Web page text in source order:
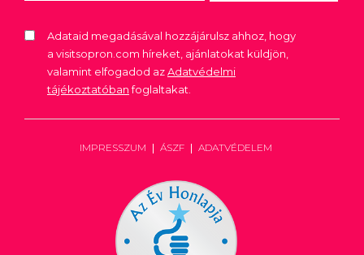
Adataid megadásával hozzájárulsz ahhoz, hogy
a visitsopron.com híreket, ajánlatokat küldjön,
valamint elfogadod azAdatvédelmi
tájékoztatóbanfoglaltakat.
IMPRESSZUM ÁSZF ADATVÉDELEM